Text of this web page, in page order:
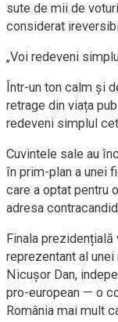
sute de mii de
considerat
„Voi redeveni
Într-un ton calm și
retrage din viața
redeveni simplul
Cuvintele sale au
în prim-plan a unei
care a optat pentru
adresa
Finala prezidențială
reprezentant al
Nicușor Dan,
pro-european — o
România mai mult